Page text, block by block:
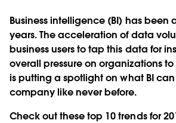
Business intelligence (BI) has been
years. The acceleration of data
business users to tap this data for
overall pressure on organizations
is putting a spotlight on what BI
company like never before.
Check out these top 10 trends for